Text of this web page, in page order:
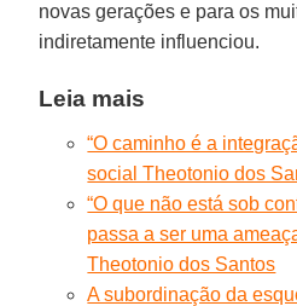
novas gerações e para os
indiretamente influenciou.
Leia mais
“O caminho é a
social Theotonio dos
“O que não está sob
passa a ser uma
Theotonio dos Santos
A subordinação da